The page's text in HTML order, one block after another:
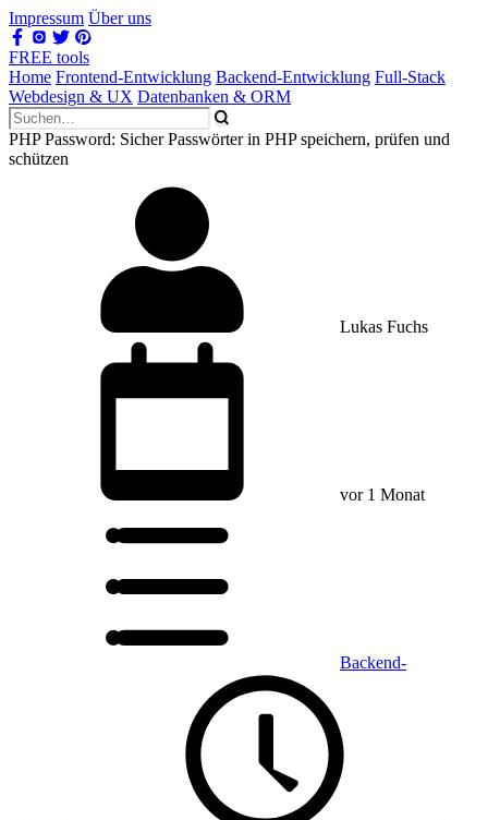
Impressum Über uns
FREE tools
Home Frontend-Entwicklung Backend-Entwicklung Full-Stack
Webdesign & UX Datenbanken & ORM
PHP Password: Sicher Passwörter in PHP speichern, prüfen und
schützen
Lukas Fuchs
vor 1 Monat
Backend-